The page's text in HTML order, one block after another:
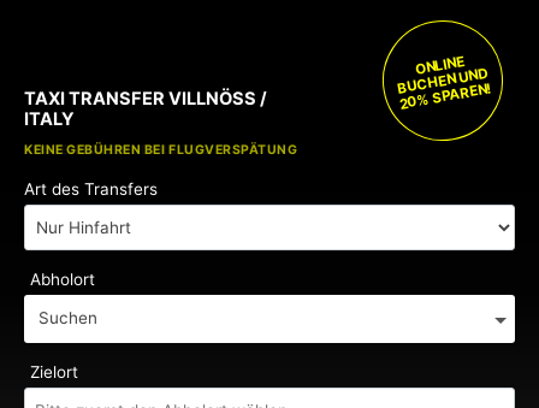
KOSTENLOSE KINDERSITZE
KEINE GEBÜHREN BEI FLUGVERSPÄTUNG
TAXI TRANSFER VILLNÖSS /
ITALY
ONLINE
BUCHEN UND
20% SPAREN!
Art des Transfers
Abholort
Suchen
Zielort